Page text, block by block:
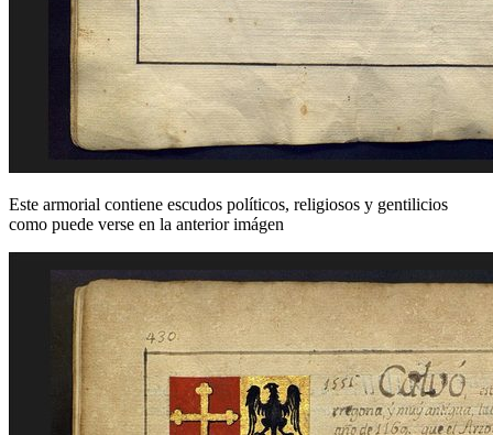
Este armorial contiene escudos políticos, religiosos y gentilicios
como puede verse en la anterior imágen